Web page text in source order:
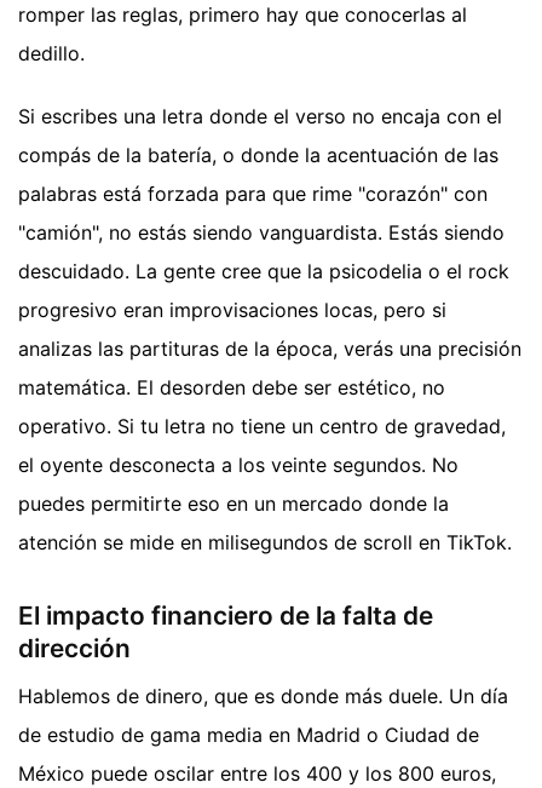
romper las reglas, primero hay que conocerlas al
dedillo.
Si escribes una letra donde el verso no encaja con el
compás de la batería, o donde la acentuación de las
palabras está forzada para que rime "corazón" con
"camión", no estás siendo vanguardista. Estás siendo
descuidado. La gente cree que la psicodelia o el rock
progresivo eran improvisaciones locas, pero si
analizas las partituras de la época, verás una precisión
matemática. El desorden debe ser estético, no
operativo. Si tu letra no tiene un centro de gravedad,
el oyente desconecta a los veinte segundos. No
puedes permitirte eso en un mercado donde la
atención se mide en milisegundos de scroll en TikTok.
El impacto financiero de la falta de
dirección
Hablemos de dinero, que es donde más duele. Un día
de estudio de gama media en Madrid o Ciudad de
México puede oscilar entre los 400 y los 800 euros,